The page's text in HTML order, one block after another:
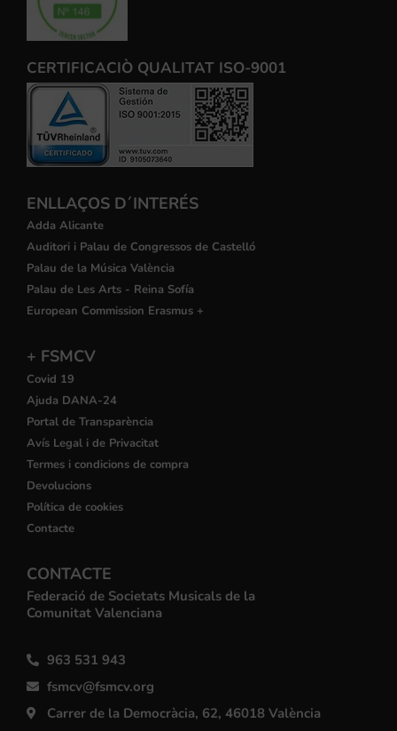
CERTIFICACIÒ QUALITAT ISO-9001
ENLLAÇOS D´INTERÉS
Adda Alicante
Auditori i Palau de Congressos de Castelló
Palau de la Música València
Palau de Les Arts - Reina Sofía
European Commission Erasmus +
+ FSMCV
Covid 19
Ajuda DANA-24
Portal de Transparència
Avís Legal i de Privacitat
Termes i condicions de compra
Devolucions
Política de cookies
Contacte
CONTACTE
Federació de Societats Musicals de la
Comunitat Valenciana
963 531 943
fsmcv@fsmcv.org
Carrer de la Democràcia, 62, 46018 València